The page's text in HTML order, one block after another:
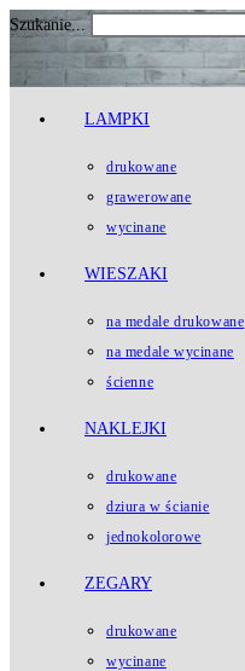
Koniec
treści
Szukanie...
LAMPKI
drukowane
grawerowane
wycinane
WIESZAKI
na medale drukowane
na medale wycinane
ścienne
NAKLEJKI
drukowane
dziura w ścianie
jednokolorowe
ZEGARY
drukowane
wycinane